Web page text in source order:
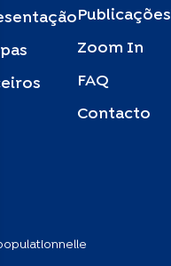
Publicações
Zoom In
FAQ
Contacto